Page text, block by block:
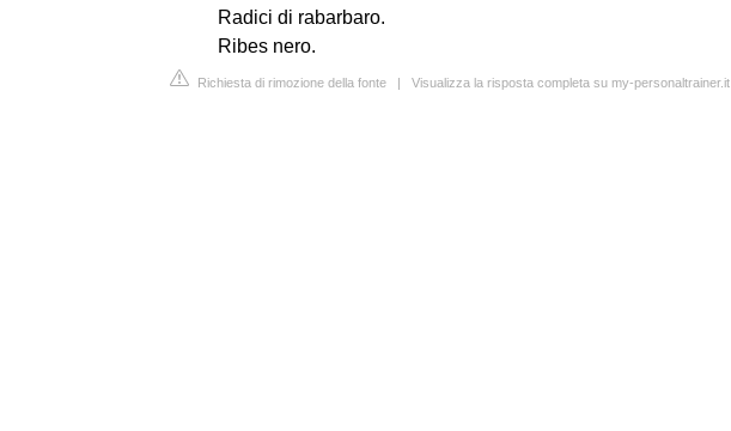
Radici di rabarbaro.
Ribes nero.
Richiesta di rimozione della fonte | Visualizza la risposta completa su my-personaltrainer.it